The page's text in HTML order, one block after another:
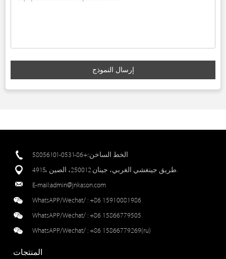
إرسال النموذج
الخط الساخن::+86-0531-58056101
4915، طريق جينغشي الغربي، جينان 250012، الصين.
E-mail:admin@jnkason.com
WhatsAPP/Wechat/ :+86 15910081986
WhatsAPP/Wechat/ :+86 15866779505
WhatsAPP/Wechat/ :+86 15866779269(ru)
المنتجات